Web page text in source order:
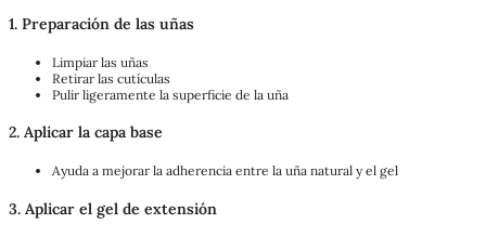
1. Preparación de las uñas
Limpiar las uñas
Retirar las cutículas
Pulir ligeramente la superficie de la uña
2. Aplicar la capa base
Ayuda a mejorar la adherencia entre la uña natural y el gel
3. Aplicar el gel de extensión